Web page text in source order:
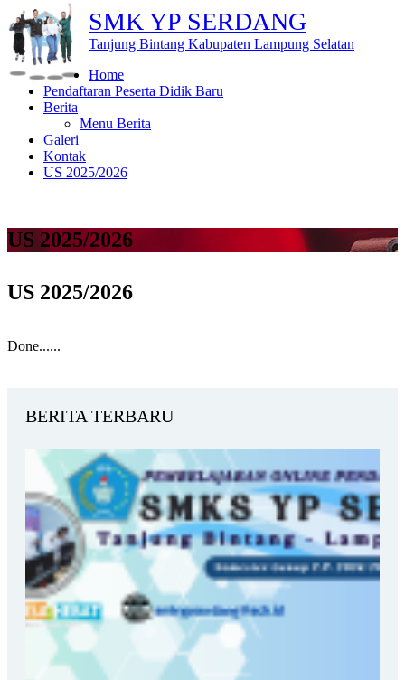
SMK YP SERDANG
Tanjung Bintang Kabupaten Lampung Selatan
Home
Pendaftaran Peserta Didik Baru
Berita
Menu Berita
Galeri
Kontak
US 2025/2026
US 2025/2026
US 2025/2026
Done......
BERITA TERBARU